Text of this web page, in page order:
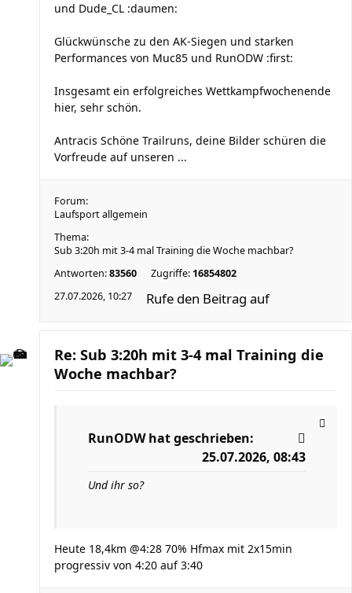
und Dude_CL :daumen:
Glückwünsche zu den AK-Siegen und starken
Performances von Muc85 und RunODW :first:
Insgesamt ein erfolgreiches Wettkampfwochenende
hier, sehr schön.
Antracis Schöne Trailruns, deine Bilder schüren die
Vorfreude auf unseren ...
Forum:
Laufsport allgemein
Thema:
Sub 3:20h mit 3-4 mal Training die Woche machbar?
Antworten:83560 Zugriffe: 16854802
27.07.2026, 10:27
Rufe den Beitrag auf
Re: Sub 3:20h mit 3-4 mal Training die
Woche machbar?
RunODWhat geschrieben:
25.07.2026, 08:43
Und ihr so?
Heute 18,4km @4:28 70% Hfmax mit 2x15min
progressiv von 4:20 auf 3:40